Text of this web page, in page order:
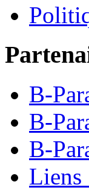
B-
B-
B-
Liens